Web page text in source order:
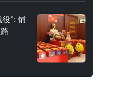
”: 铺